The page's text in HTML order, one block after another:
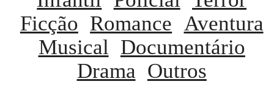
Ficção Romance Aventura
Musical
Documentário
Drama Outros